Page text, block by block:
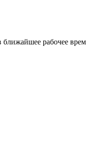
рабочее